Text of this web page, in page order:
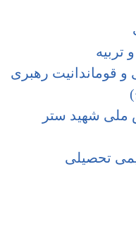
تربیه
و قوماندانیت رهبری
ملی شهید ستر
تحصیلی